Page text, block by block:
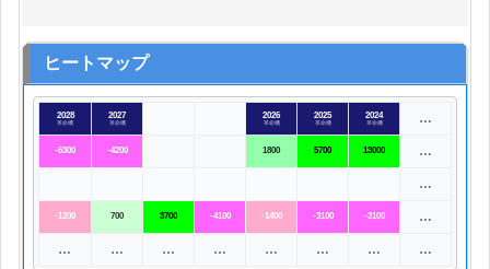
ヒートマップ
2028
革命機
2027
革命機
2026
革命機
2025
革命機
2024
革命機 …
-6300 -4200 1800 5700 13000 …
…
-1200 700 3700 -4100 -1400 -3100 -3100 …
… … … … … … … …